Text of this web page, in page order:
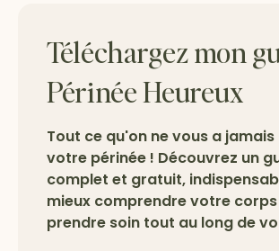
Téléchargez mon
Périnée Heureux
Tout ce qu'on ne vous a jamais
votre périnée ! Découvrez un
complet et gratuit,
mieux comprendre votre
prendre soin tout au long de